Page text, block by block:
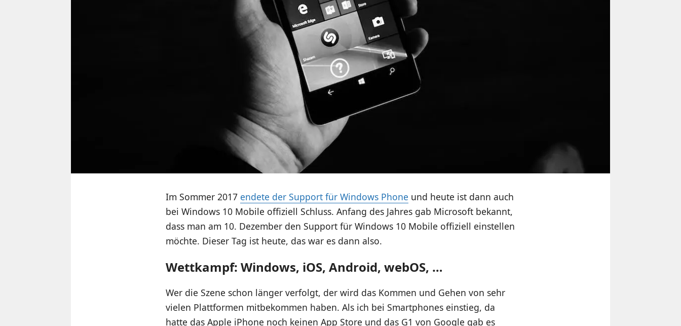
Im Sommer 2017 endete der Support für Windows Phone und heute ist dann auch
bei Windows 10 Mobile offiziell Schluss. Anfang des Jahres gab Microsoft bekannt,
dass man am 10. Dezember den Support für Windows 10 Mobile offiziell einstellen
möchte. Dieser Tag ist heute, das war es dann also.
Wettkampf: Windows, iOS, Android, webOS, …
Wer die Szene schon länger verfolgt, der wird das Kommen und Gehen von sehr
vielen Plattformen mitbekommen haben. Als ich bei Smartphones einstieg, da
hatte das Apple iPhone noch keinen App Store und das G1 von Google gab es